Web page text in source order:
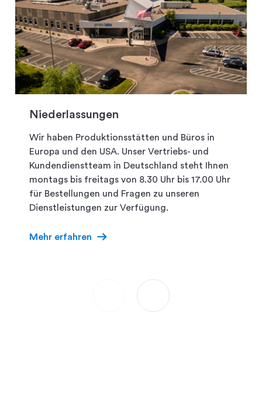
Niederlassungen
Wir haben Produktionsstätten und Büros in
Europa und den USA. Unser Vertriebs- und
Kundendienstteam in Deutschland steht Ihnen
montags bis freitags von 8.30 Uhr bis 17.00 Uhr
für Bestellungen und Fragen zu unseren
Dienstleistungen zur Verfügung.
Mehr erfahren arrow_right_alt